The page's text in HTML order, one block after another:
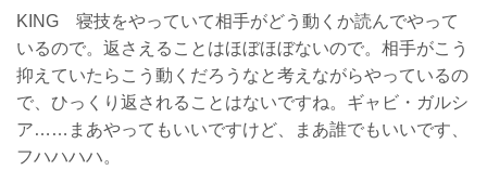
KING 寝技をやっていて相手がどう動くか読んでやって
いるので。返さえることはほぼほぼないので。相手がこう
抑えていたらこう動くだろうなと考えながらやっているの
で、ひっくり返されることはないですね。ギャビ・ガルシ
ア……まあやってもいいですけど、まあ誰でもいいです、
フハハハハ。